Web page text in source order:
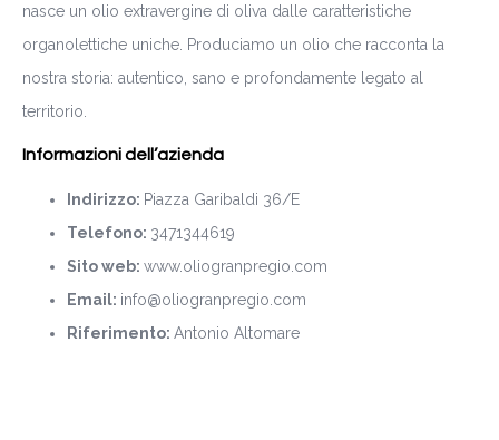
nasce un olio extravergine di oliva dalle caratteristiche
organolettiche uniche. Produciamo un olio che racconta la
nostra storia: autentico, sano e profondamente legato al
territorio.
Informazioni dell’azienda
Indirizzo: Piazza Garibaldi 36/E
Telefono: 3471344619
Sito web: www.oliogranpregio.com
Email: info@oliogranpregio.com
Riferimento: Antonio Altomare